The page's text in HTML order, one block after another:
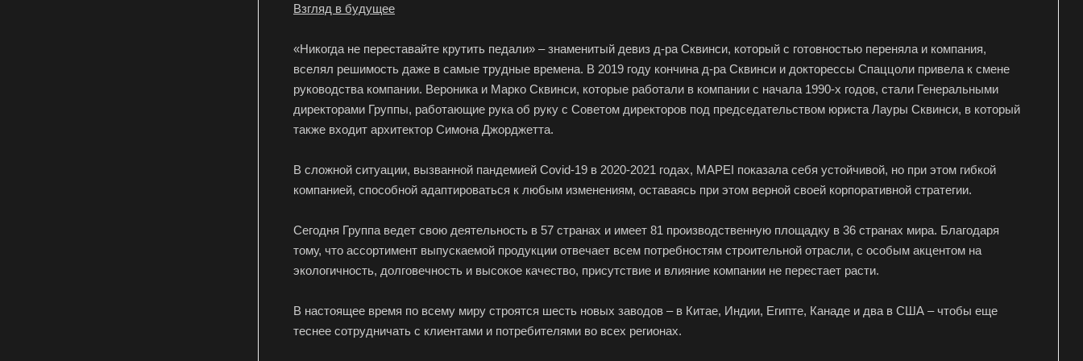
Взгляд в будущее
«Никогда не переставайте крутить педали» – знаменитый девиз д-ра Сквинси, который с готовностью переняла и компания,
вселял решимость даже в самые трудные времена. В 2019 году кончина д-ра Сквинси и докторессы Спаццоли привела к смене
руководства компании. Вероника и Марко Сквинси, которые работали в компании с начала 1990-х годов, стали Генеральными
директорами Группы, работающие рука об руку с Советом директоров под председательством юриста Лауры Сквинси, в который
также входит архитектор Симона Джорджетта.
В сложной ситуации, вызванной пандемией Covid-19 в 2020-2021 годах, MAPEI показала себя устойчивой, но при этом гибкой
компанией, способной адаптироваться к любым изменениям, оставаясь при этом верной своей корпоративной стратегии.
Сегодня Группа ведет свою деятельность в 57 странах и имеет 81 производственную площадку в 36 странах мира. Благодаря
тому, что ассортимент выпускаемой продукции отвечает всем потребностям строительной отрасли, с особым акцентом на
экологичность, долговечность и высокое качество, присутствие и влияние компании не перестает расти.
В настоящее время по всему миру строятся шесть новых заводов – в Китае, Индии, Египте, Канаде и два в США – чтобы еще
теснее сотрудничать с клиентами и потребителями во всех регионах.